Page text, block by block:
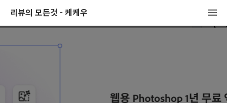
리뷰의 모든것 - 케케우